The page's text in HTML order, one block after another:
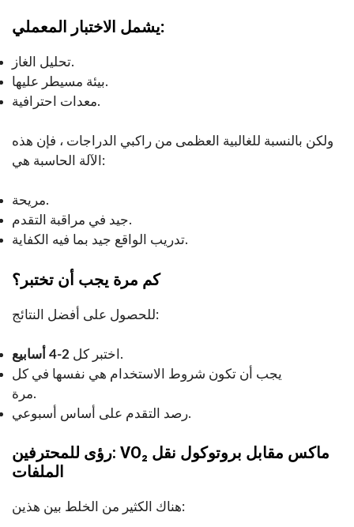
يشمل الاختبار المعملي:
تحليل الغاز.
بيئة مسيطر عليها.
معدات احترافية.
ولكن بالنسبة للغالبية العظمى من راكبي الدراجات ، فإن هذه
الآلة الحاسبة هي:
مريحة.
جيد في مراقبة التقدم.
تدريب الواقع جيد بما فيه الكفاية.
كم مرة يجب أن تختبر؟
للحصول على أفضل النتائج:
اختبر كل 2-4 أسابيع
.
يجب أن تكون شروط الاستخدام هي نفسها في كل
مرة.
رصد التقدم على أساس أسبوعي.
رؤى للمحترفين: VO₂ ماكس مقابل بروتوكول نقل
الملفات
هناك الكثير من الخلط بين هذين: